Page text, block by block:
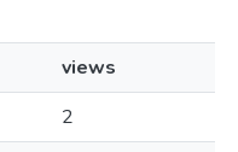
views
2